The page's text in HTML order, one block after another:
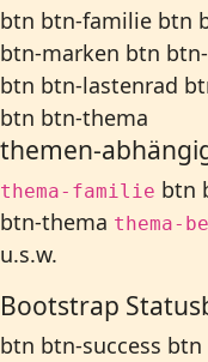
btn btn-familie btn
btn-marken btn
btn btn-lastenrad
btn btn-thema
themen-
thema-familie btn
btn-thema thema-
u.s.w.
Bootstrap
btn btn-success btn